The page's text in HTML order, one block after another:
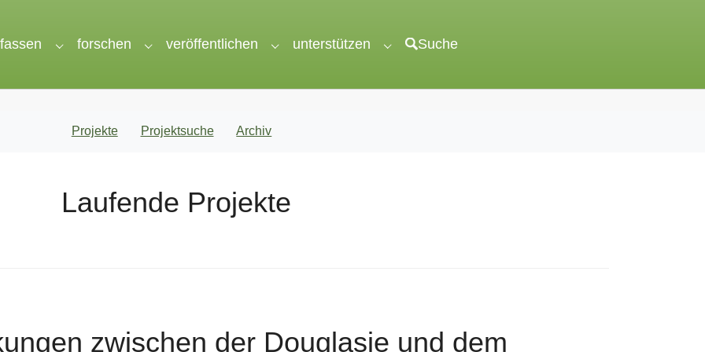
for "wir"Submenu for "erfassen"
forschen
Submenu for "forschen"
veröffentlichen
Submenu for "veröffentlichen"
unterstützen
Submenu for "unterstützen"
Suche
Projekte Projektsuche Archiv
Laufende Projekte
zwischen der Douglasie und dem